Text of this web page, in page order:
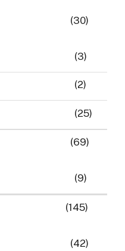
(30)
(3)
(2)
(25)
(69)
(9)
(145)
(42)